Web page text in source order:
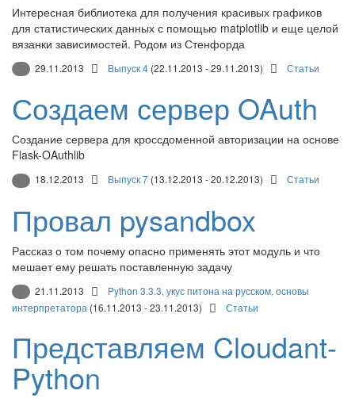
Интересная библиотека для получения красивых графиков
для статистических данных с помощью matplotlib и еще целой
вязанки зависимостей. Родом из Стенфорда
29.11.2013 Выпуск 4 (22.11.2013 - 29.11.2013) Статьи
Создаем сервер OAuth
Создание сервера для кроссдоменной авторизации на основе
Flask-OAuthlib
18.12.2013 Выпуск 7 (13.12.2013 - 20.12.2013) Статьи
Провал pysandbox
Рассказ о том почему опасно применять этот модуль и что
мешает ему решать поставленную задачу
21.11.2013
Python 3.3.3, укус питона на русском, основы
интерпретатора (16.11.2013 - 23.11.2013) Статьи
Представляем Cloudant-
Python